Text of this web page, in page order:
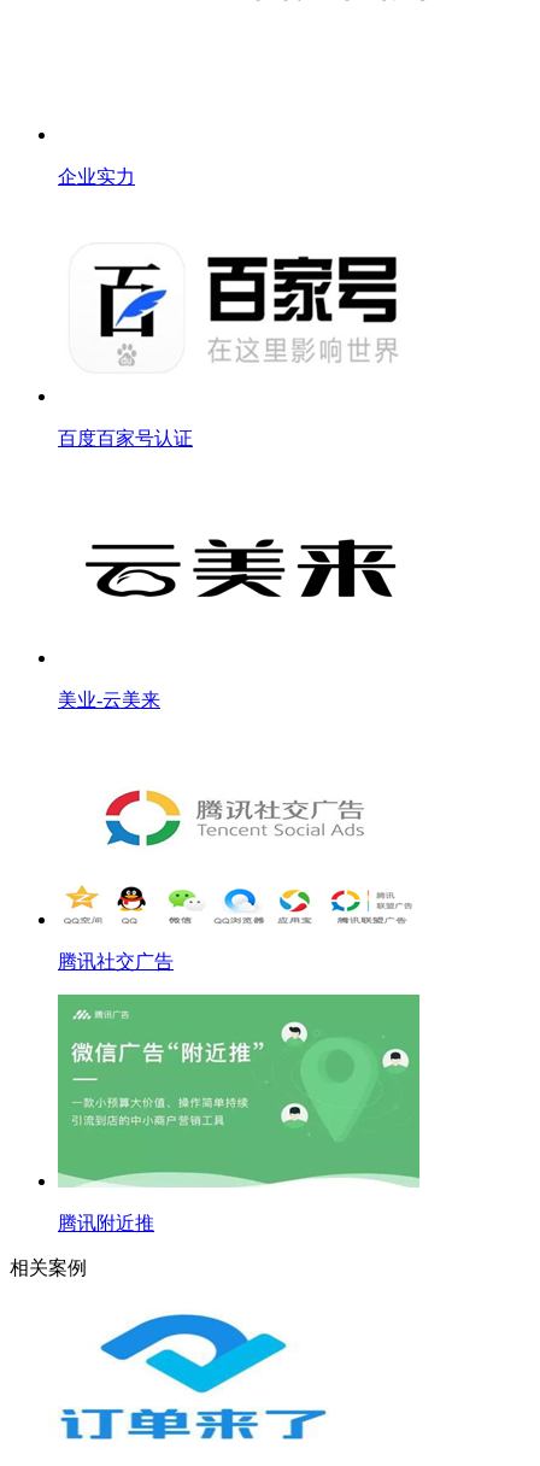
企业实力
百度百家号认证
美业-云美来
腾讯社交广告
腾讯附近推
相关案例